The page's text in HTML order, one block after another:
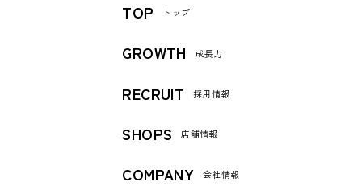
TOP トップ
GROWTH 成長力
RECRUIT 採用情報
SHOPS 店舗情報
COMPANY 会社情報